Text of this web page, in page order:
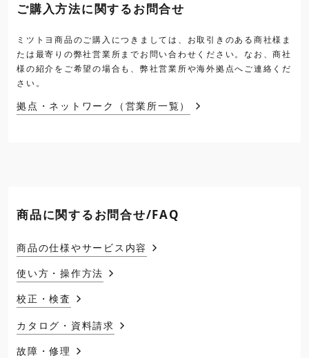
ご購入方法に関するお問合せ
ミツトヨ商品のご購入につきましては、お取引きのある商社様ま
たは最寄りの弊社営業所までお問い合わせください。なお、商社
様の紹介をご希望の場合も、弊社営業所や海外拠点へご連絡くだ
さい。
拠点・ネットワーク（営業所一覧）
商品に関するお問合せ/FAQ
商品の仕様やサービス内容
使い方・操作方法
校正・検査
カタログ・資料請求
故障・修理